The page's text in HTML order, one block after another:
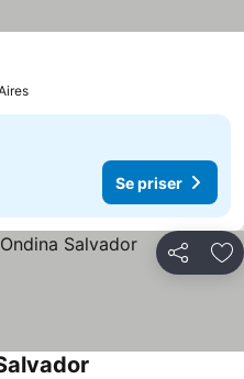
Se priser
Del